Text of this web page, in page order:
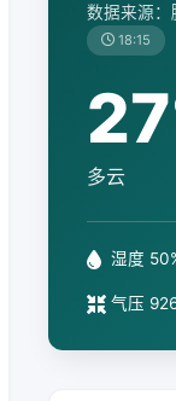
数据来源：
18:15
多云
湿度
气压